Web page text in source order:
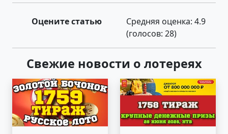
Оцените статью Средняя оценка: 4.9
(голосов: 28)
Свежие новости о лотереях